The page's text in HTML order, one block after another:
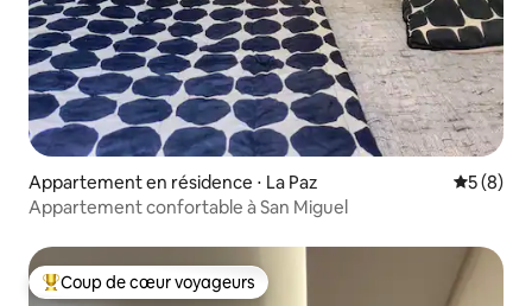
Appartement en résidence ⋅ La Paz
5 (8)
Appartement confortable à San Miguel
Coups de cœur voyageurs les plus appréciés
Coup de cœur voyageurs